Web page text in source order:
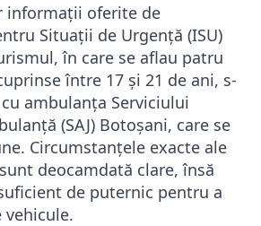
informații oferite de
Situații de Urgență (ISU)
în care se aflau patru
între 17 și 21 de ani, s-
ambulanța Serviciului
(SAJ) Botoșani, care se
Circumstanțele exacte ale
deocamdată clare, însă
de puternic pentru a